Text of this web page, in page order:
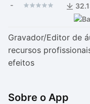
-
Gravador/Editor de
recursos
efeitos
Sobre o App